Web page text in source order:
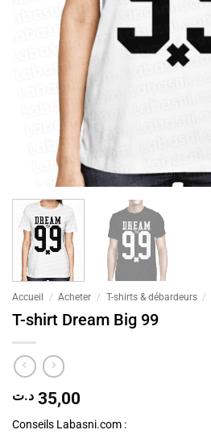
Accueil / Acheter / T-shirts & débardeurs /
T-shirt Dream Big 99
35,00 د.ت
Conseils Labasni.com :